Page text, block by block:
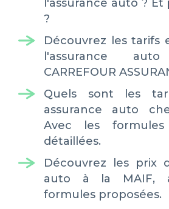
l'assurance auto ?
?
Découvrez les tarifs
l'assurance
CARREFOUR
Quels sont les
assurance auto
Avec les
détaillées.
Découvrez les prix
auto à la MAIF,
formules proposées.